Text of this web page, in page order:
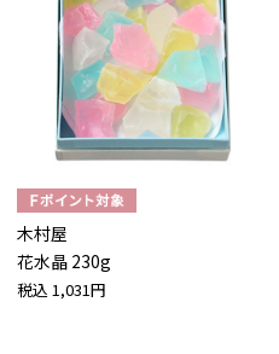
木村屋
花水晶 230g
税込 1,031円